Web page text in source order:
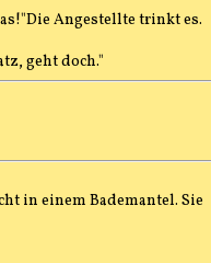
Angestellte trinkt es.
geht doch."
in einem Bademantel. Sie